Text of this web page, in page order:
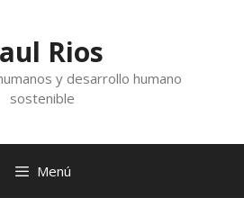
Rios
y desarrollo humano
sostenible
Menú